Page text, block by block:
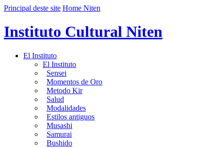
Principal deste site Home Niten
Instituto Cultural Niten
El Instituto
El Instituto
Sensei
Momentos de Oro
Metodo Kir
Salud
Modalidades
Estilos antiguos
Musashi
Samurai
Bushido